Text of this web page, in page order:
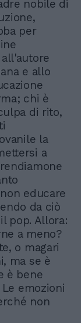
nobile di
per
e allo
chi è
di rito,
la
a
educare
da ciò
pop. Allora:
a meno?
o magari
ma se è
è bene
emozioni
non